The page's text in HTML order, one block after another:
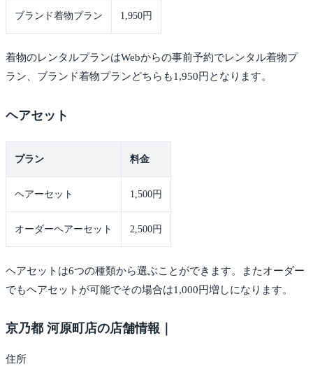
ブランド着物プラン 1,950円
着物のレンタルプランはWebからの事前予約でレンタル着物プ
ラン、ブランド着物プランどちらも1,950円となります。
ヘアセット
プラン 料金
ヘアーセット 1,500円
オーダーヘアーセット 2,500円
ヘアセットは6つの種類から選ぶことができます。またオーダー
でもヘアセットが可能でその場合は1,000円増しになります。
京乃都 河原町店の店舗情報｜
住所